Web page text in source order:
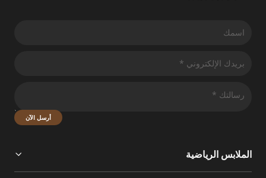
أرسل الآن
الملابس الرياضية